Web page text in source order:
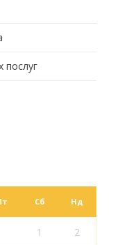
послуг
Сб Нд
1 2